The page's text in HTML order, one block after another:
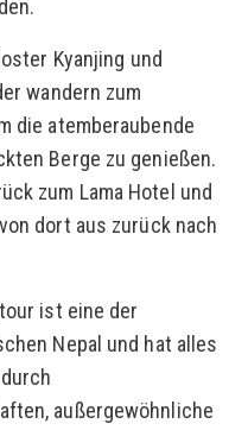
Kyanjing und
wandern zum
die atemberaubende
Berge zu genießen.
zum Lama Hotel und
dort aus zurück nach
ist eine der
Nepal und hat alles
außergewöhnliche